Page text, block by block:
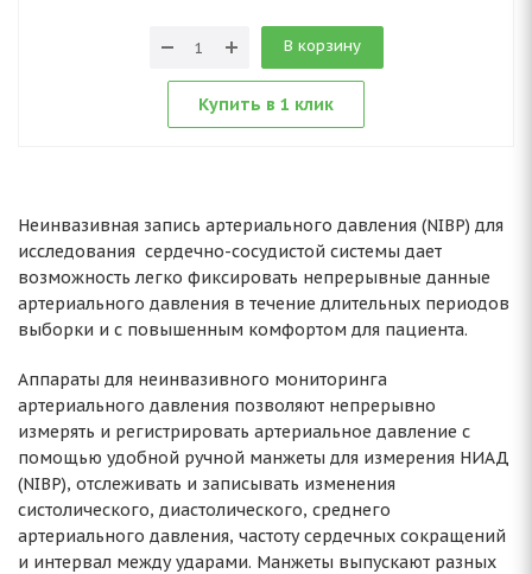
В корзину
Купить в 1 клик
Неинвазивная запись артериального давления (NIBP) для
исследования сердечно-сосудистой системы дает
возможность легко фиксировать непрерывные данные
артериального давления в течение длительных периодов
выборки и с повышенным комфортом для пациента.
Аппараты для неинвазивного мониторинга
артериального давления позволяют непрерывно
измерять и регистрировать артериальное давление с
помощью удобной ручной манжеты для измерения НИАД
(NIBP), отслеживать и записывать изменения
систолического, диастолического, среднего
артериального давления, частоту сердечных сокращений
и интервал между ударами. Манжеты выпускают разных